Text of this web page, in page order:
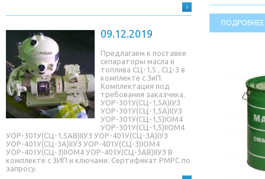
09.12.2019
Предлагаем к поставке
сепараторы масла и
топлива СЦ-1,5 , СЦ-3 в
комплекте с ЗиП.
Комплектация под
требования заказчика.
УОР-301У(СЦ-1,5A)IУЗ
УОР-301У(СЦ-1,5A)IIУЗ
УОР-301У(СЦ-1,5)IОМ4
УОР-301У(СЦ-1,5)IIОМ4
УОР-301У(СЦ-1,5AB)IIУЗ УОР-401У(СЦ-3A)IУЗ
УОР-401У(СЦ-3A)IIУЗ УОР-401У(СЦ-3)IОМ4
УОР-401У(СЦ-3)IIОМ4 УОР-401У(СЦ-3AB)IIУЗ В
комплекте с ЗИП и ключами. Сертификат РМРС по
запросу.
ПОДРОБНЕЕ